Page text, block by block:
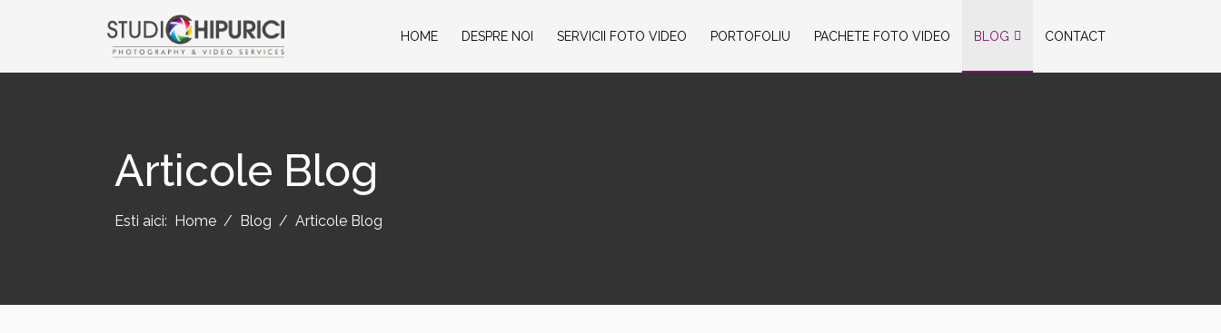
HOME DESPRE NOI SERVICII FOTO VIDEO PORTOFOLIU PACHETE FOTO VIDEO BLOG CONTACT
Articole Blog
Esti aici: Home Blog Articole Blog